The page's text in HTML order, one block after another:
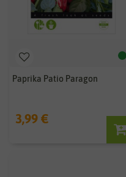
Paprika Patio Paragon
3,99 €